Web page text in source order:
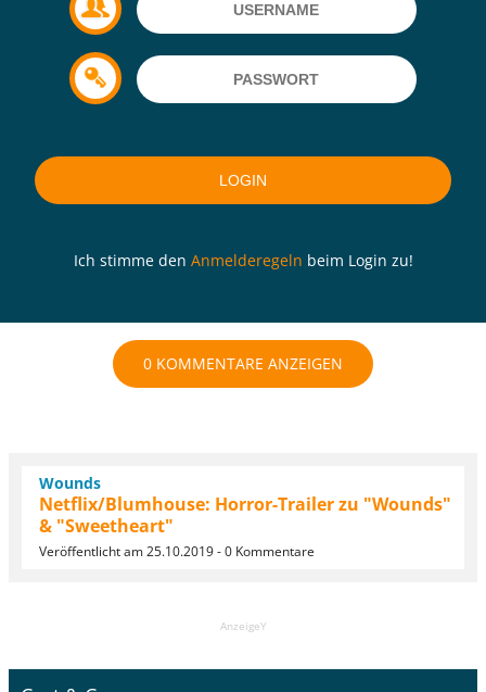
Ich stimme den Anmelderegeln beim Login zu!
0 KOMMENTARE ANZEIGEN
Wounds
Netflix/Blumhouse: Horror-Trailer zu "Wounds"
& "Sweetheart"
Veröffentlicht am 25.10.2019 - 0 Kommentare
AnzeigeY